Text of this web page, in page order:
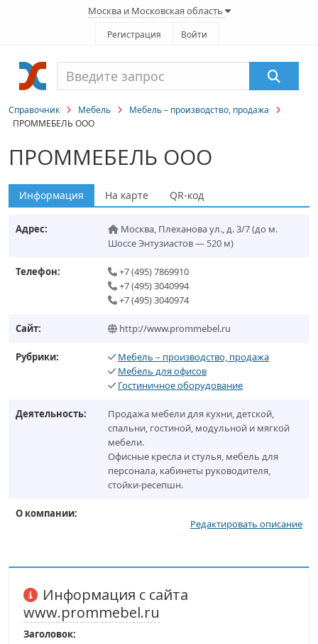
Москва и Московская область
Регистрация Войти
Справочник Мебель
Мебель – производство, продажа
ПРОММЕБЕЛЬ ООО
ПРОММЕБЕЛЬ ООО
Информация На карте QR-код
Адрес: Москва, Плеханова ул., д. 3/7(до м.
Шоссе Энтузиастов — 520 м)
Телефон:
+7 (495) 7869910
+7 (495) 3040994
+7 (495) 3040974
Сайт: http://www.prommebel.ru
Рубрики:
Мебель – производство, продажа
Мебель для офисов
Гостиничное оборудование
Деятельность:
Продажа мебели для кухни, детской,
спальни, гостиной, модульной и мягкой
мебели.
Офисные кресла и стулья, мебель для
персонала, кабинеты руководителя,
стойки-ресепшн.
О компании:
Редактировать описание
Информация с сайта
www.prommebel.ru
Заголовок: